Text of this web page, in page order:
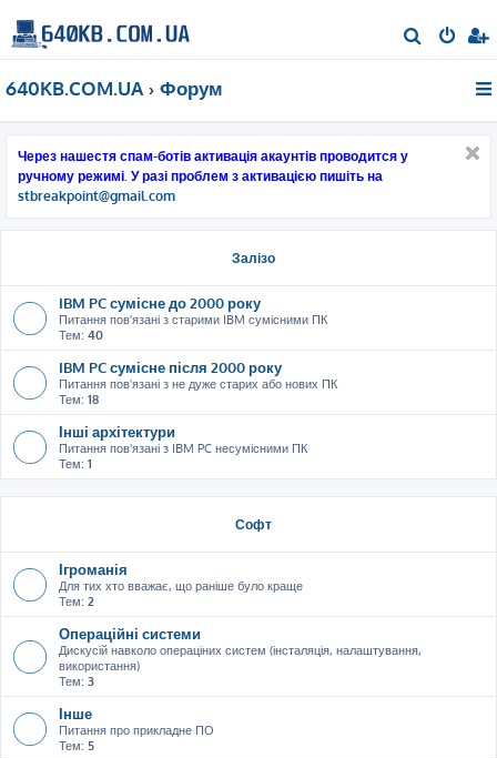
о
640KB.COM.UA Форум
Через нашестя спам-ботів активація акаунтів проводится у
ручному режимі. У разі проблем з активацією пишіть на
stbreakpoint@gmail.com
Залізо
IBM PC сумісне до 2000 року
Питання пов'язані з старими IBM сумісними ПК
Тем: 40
IBM PC сумісне після 2000 року
Питання пов'язані з не дуже старих або нових ПК
Тем: 18
Інші архітектури
Питання пов'язані з IBM PC несумісними ПК
Тем: 1
Софт
Ігроманія
Для тих хто вважає, що раніше було краще
Тем: 2
Операційні системи
Дискусій навколо операціних систем (інсталяція, налаштування,
використання)
Тем: 3
Інше
Питання про прикладне ПО
Тем: 5